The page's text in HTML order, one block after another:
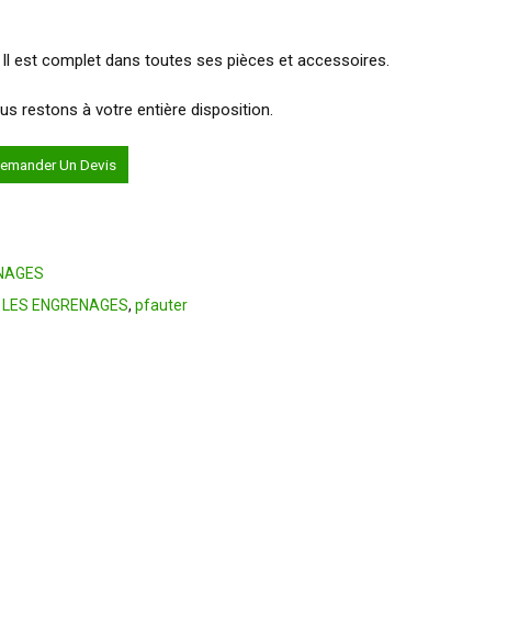
Il est complet dans toutes ses pièces et accessoires.
restons à votre entière disposition.
Un Devis
ENGRENAGES, pfauter